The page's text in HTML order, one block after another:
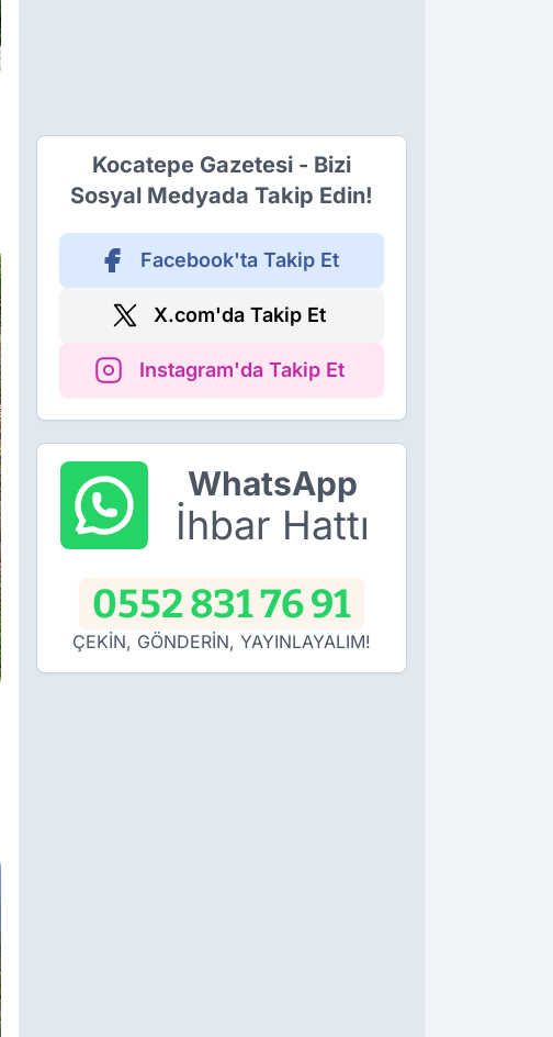
Kocatepe Gazetesi - Bizi
Sosyal Medyada Takip Edin!
Facebook'ta Takip Et
X.com'da Takip Et
Instagram'da Takip Et
WhatsApp
İhbar Hattı
0552 831 76 91
ÇEKİN, GÖNDERİN, YAYINLAYALIM!